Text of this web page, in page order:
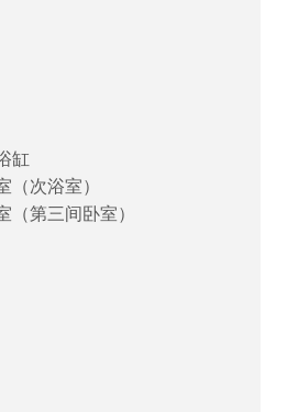
缸
次浴室）
第三间卧室）